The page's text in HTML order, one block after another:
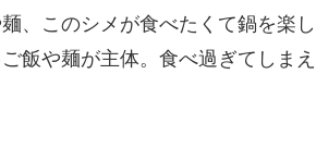
、このシメが食べたくて鍋を楽し
飯や麺が主体。食べ過ぎてしまえ